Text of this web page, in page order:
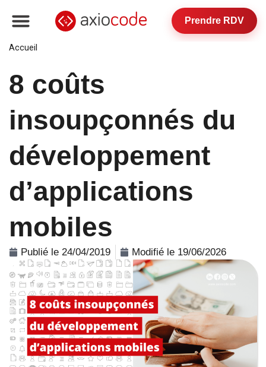
Prendre RDV
Accueil
8 coûts
insoupçonnés du
développement
d’applications
mobiles
Publié le 24/04/2019 Modifié le 19/06/2026